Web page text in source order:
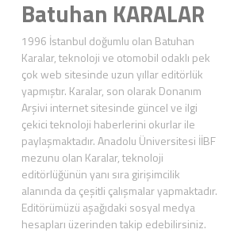
Batuhan KARALAR
1996 İstanbul doğumlu olan Batuhan
Karalar, teknoloji ve otomobil odaklı pek
çok web sitesinde uzun yıllar editörlük
yapmıştır. Karalar, son olarak Donanım
Arşivi internet sitesinde güncel ve ilgi
çekici teknoloji haberlerini okurlar ile
paylaşmaktadır. Anadolu Üniversitesi İİBF
mezunu olan Karalar, teknoloji
editörlüğünün yanı sıra girişimcilik
alanında da çeşitli çalışmalar yapmaktadır.
Editörümüzü aşağıdaki sosyal medya
hesapları üzerinden takip edebilirsiniz.